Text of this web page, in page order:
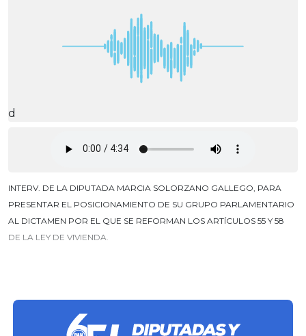
d
INTERV. DE LA DIPUTADA MARCIA SOLORZANO GALLEGO, PARA
PRESENTAR EL POSICIONAMIENTO DE SU GRUPO PARLAMENTARIO
AL DICTAMEN POR EL QUE SE REFORMAN LOS ARTÍCULOS 55 Y 58
DE LA LEY DE VIVIENDA.